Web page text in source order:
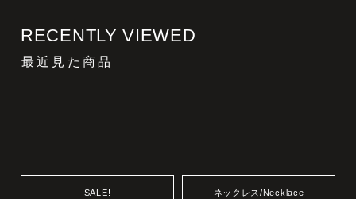
RECENTLY VIEWED
最近見た商品
SALE! ネックレス/Necklace